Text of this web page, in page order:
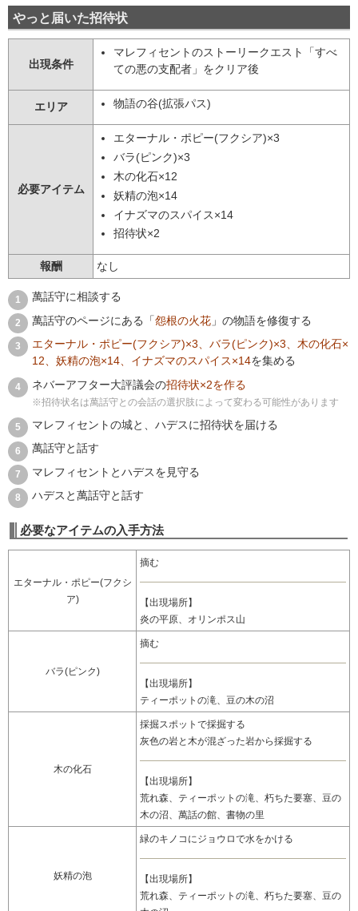
やっと届いた招待状
出現条件
マレフィセントのストーリークエスト「すべ
ての悪の支配者」をクリア後
エリア 物語の谷(拡張パス)
必要アイテム
エターナル・ポピー(フクシア)×3
バラ(ピンク)×3
木の化石×12
妖精の泡×14
イナズマのスパイス×14
招待状×2
報酬 なし
萬話守に相談する
萬話守のページにある「怨根の火花 」の物語を修復する
エターナル・ポピー(フクシア)×3、バラ(ピンク)×3、木の化石×
12、妖精の泡×14、イナズマのスパイス×14を集める
ネバーアフター大評議会の招待状×2を作る
※招待状名は萬話守との会話の選択肢によって変わる可能性があります
マレフィセントの城と、ハデスに招待状を届ける
萬話守と話す
マレフィセントとハデスを見守る
ハデスと萬話守と話す
必要なアイテムの入手方法
エターナル・ポピー(フクシ
ア)
摘む
【出現場所】
炎の平原、オリンポス山
バラ(ピンク)
摘む
【出現場所】
ティーポットの滝、豆の木の沼
木の化石
採掘スポットで採掘する
灰色の岩と木が混ざった岩から採掘する
【出現場所】
荒れ森、ティーポットの滝、朽ちた要塞、豆の
木の沼、萬話の館、書物の里
妖精の泡
緑のキノコにジョウロで水をかける
【出現場所】
荒れ森、ティーポットの滝、朽ちた要塞、豆の